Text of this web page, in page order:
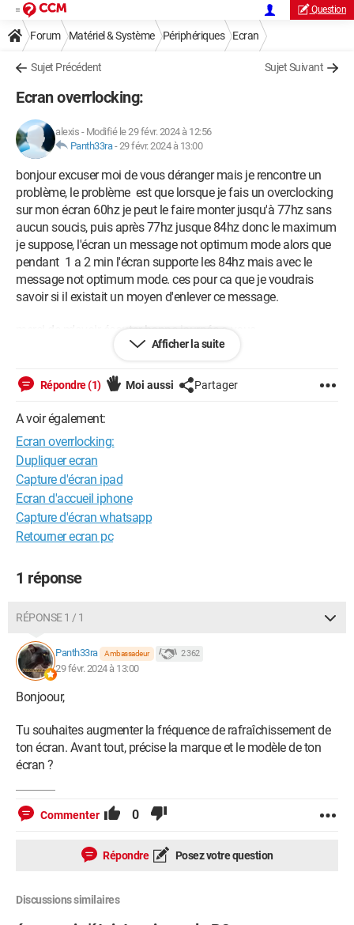
Question
Forum Matériel & Système Périphériques Ecran
Sujet Précédent Sujet Suivant
Ecran overrlocking:
alexis - Modifié le 29 févr. 2024 à 12:56
Panth33ra-29 févr. 2024 à 13:00
bonjour excuser moi de vous déranger mais je rencontre un
problème, le problème est que lorsque je fais un overclocking
sur mon écran 60hz je peut le faire monter jusqu'à 77hz sans
aucun soucis, puis après 77hz jusque 84hz donc le maximum
je suppose, l'écran un message not optimum mode alors que
pendant 1 a 2 min l'écran supporte les 84hz mais avec le
message not optimum mode. ces pour ca que je voudrais
savoir si il existait un moyen d'enlever ce message.
merci de m'avoir écouter bonne journée a vous.
Afficher la suite
Répondre (1) Moi aussi Partager
A voir également:
Ecran overrlocking:
Dupliquer ecran
Capture d'écran ipad
Ecran d'accueil iphone
Capture d'écran whatsapp
Retourner ecran pc
1 réponse
RÉPONSE 1 / 1
Panth33ra Ambassadeur 2 362
29 févr. 2024 à 13:00
Bonjoour,
Tu souhaites augmenter la fréquence de rafraîchissement de
ton écran. Avant tout, précise la marque et le modèle de ton
écran ?
Commenter 0
Répondre Posez votre question
Discussions similaires